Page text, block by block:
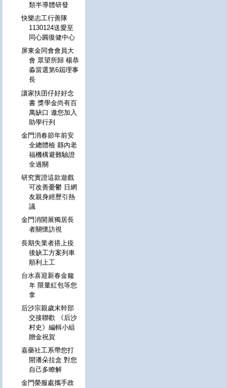
類半導體研發
快樂志工行善隊
1130124送愛至
同心圓復健中心
屏東金同會會員大
會 眾望所歸 楊恭
淼當選第6屆理事
長
讓家扶囝仔好好念
書 獎學金尚有百
萬缺口 邀您加入
助學行列
金門消春節年前安
全總體檢 縣內老
福機構避難驗證
全過關
研究實證這款遊戲
可改善憂鬱 日網
友親身經歷引熱
議
金門消開展獨居長
者關懷訪視
長期失業者搭上疫
後缺工方案列車
順利上工
台水喜迎新春金龍
年 限量紅包等您
拿
后沙宗親歲末幹部
交接聯歡 《后沙
村史》編輯小組
贈金祝賀
嘉藥社工系帶您打
開潘朵拉盒 對您
自己多瞭解
金門榮服處攜手政